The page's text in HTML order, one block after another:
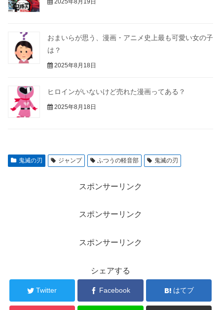
2025年8月19日
おまいらが思う、漫画・アニメ史上最も可愛い女の子
は？
2025年8月18日
ヒロインがいないけど売れた漫画ってある？
2025年8月18日
鬼滅の刃 ジャンプ ふつうの軽音部 鬼滅の刃
スポンサーリンク
スポンサーリンク
スポンサーリンク
シェアする
Twitter Facebook はてブ